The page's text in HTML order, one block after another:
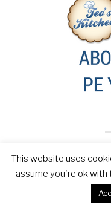
This website uses
assume you're ok with